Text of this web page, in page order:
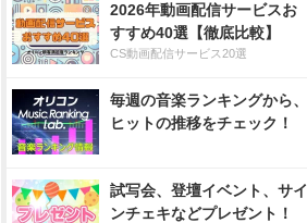
2026年動画配信サービスお
すすめ40選【徹底比較】
CS動画配信サービス20選
毎週の音楽ランキングから、
ヒットの推移をチェック！
試写会、登壇イベント、サイ
ンチェキなどプレゼント！